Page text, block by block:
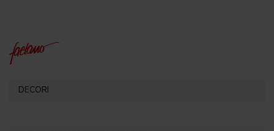
DECORI